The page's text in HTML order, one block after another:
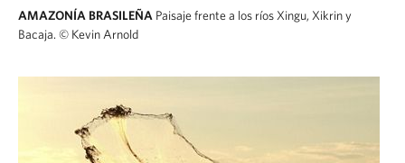
AMAZONÍA BRASILEÑA Paisaje frente a los ríos Xingu, Xikrin y
Bacaja. © Kevin Arnold